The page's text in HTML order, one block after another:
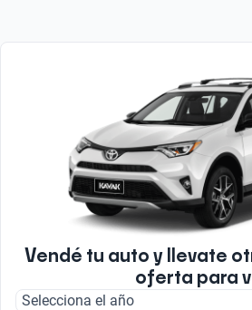
Vendé tu auto y llevate
oferta para
Selecciona el año